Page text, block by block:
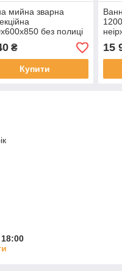
мийна зварна
без полиці
сталі
₴
Купити
15